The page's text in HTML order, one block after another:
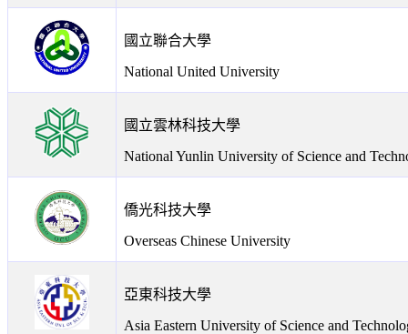
國立聯合大學
National United University
國立雲林科技大學
National Yunlin University of Science and
僑光科技大學
Overseas Chinese University
亞東科技大學
Asia Eastern University of Science and